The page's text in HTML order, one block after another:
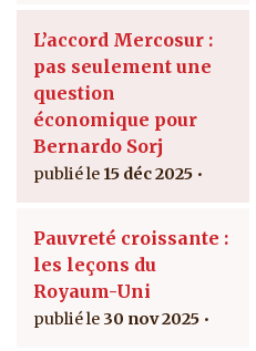
L’accord Mercosur :
pas seulement une
question
économique pour
Bernardo Sorj
15 déc 2025
Pauvreté croissante :
les leçons du
Royaum-Uni
30 nov 2025